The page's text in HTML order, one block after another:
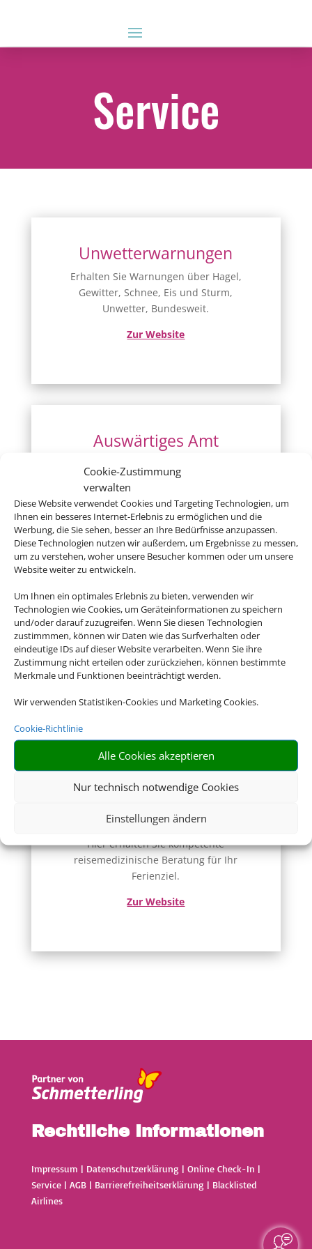
Cookie-Zustimmung
verwalten
Diese Website verwendet Cookies und Targeting Technologien, um
Ihnen ein besseres Internet-Erlebnis zu ermöglichen und die
Werbung, die Sie sehen, besser an Ihre Bedürfnisse anzupassen.
Diese Technologien nutzen wir außerdem, um Ergebnisse zu messen,
um zu verstehen, woher unsere Besucher kommen oder um unsere
Website weiter zu entwickeln.
Um Ihnen ein optimales Erlebnis zu bieten, verwenden wir
Technologien wie Cookies, um Geräteinformationen zu speichern
und/oder darauf zuzugreifen. Wenn Sie diesen Technologien
zustimmmen, können wir Daten wie das Surfverhalten oder
eindeutige IDs auf dieser Website verarbeiten. Wenn Sie ihre
Zustimmung nicht erteilen oder zurückziehen, können bestimmte
Merkmale und Funktionen beeinträchtigt werden.
Wir verwenden Statistiken-Cookies und Marketing Cookies.
Cookie-Richtlinie
Alle Cookies akzeptieren
Nur technisch notwendige Cookies
Einstellungen ändern
Service
Unwetterwarnungen
Erhalten Sie Warnungen über Hagel,
Gewitter, Schnee, Eis und Sturm,
Unwetter, Bundesweit.
Zur Website
Auswärtiges Amt
Hier gibt´s Infos zu Ländern, Visa, Europa
und einigem mehr
Zur Website
Deutsche Visa und
Konsular Gesellschaft
Hier erhalten Sie Visa- und
Einreiseinformationen.
Reisemedizin
Hier erhalten Sie kompetente
reisemedizinische Beratung für Ihr
Ferienziel.
Zur Website
Rechtliche Informationen
Impressum | Datenschutzerklärung | Online Check-In |
Service| AGB| Barrierefreiheitserklärung | Blacklisted
Airlines